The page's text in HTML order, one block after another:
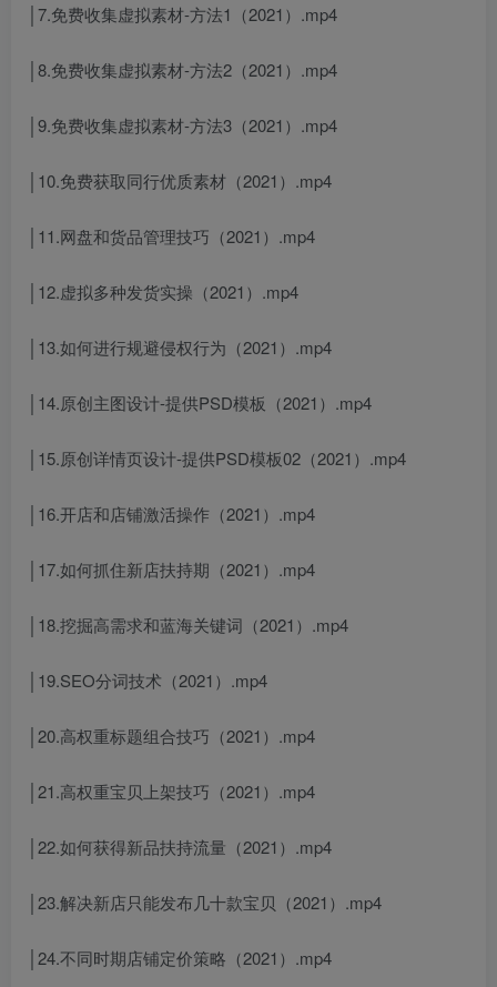
│7.免费收集虚拟素材-方法1（2021）.mp4
│8.免费收集虚拟素材-方法2（2021）.mp4
│9.免费收集虚拟素材-方法3（2021）.mp4
│10.免费获取同行优质素材（2021）.mp4
│11.网盘和货品管理技巧（2021）.mp4
│12.虚拟多种发货实操（2021）.mp4
│13.如何进行规避侵权行为（2021）.mp4
│14.原创主图设计-提供PSD模板（2021）.mp4
│15.原创详情页设计-提供PSD模板02（2021）.mp4
│16.开店和店铺激活操作（2021）.mp4
│17.如何抓住新店扶持期（2021）.mp4
│18.挖掘高需求和蓝海关键词（2021）.mp4
│19.SEO分词技术（2021）.mp4
│20.高权重标题组合技巧（2021）.mp4
│21.高权重宝贝上架技巧（2021）.mp4
│22.如何获得新品扶持流量（2021）.mp4
│23.解决新店只能发布几十款宝贝（2021）.mp4
│24.不同时期店铺定价策略（2021）.mp4